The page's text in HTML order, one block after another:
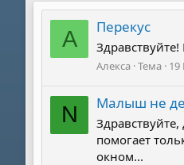
А Перекус
Алекса Тема 19
N Малыш не
помогает
окном...